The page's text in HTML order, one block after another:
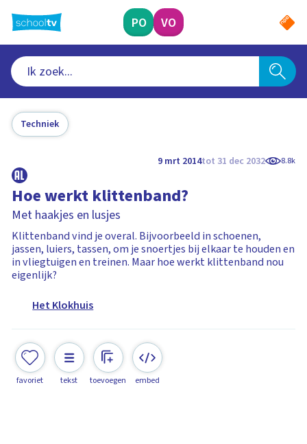
naar
hoofdinhoud
PO VO
Techniek
9 mrt 2014tot 31 dec 2032 8.8k
Hoe werkt klittenband?
Met haakjes en lusjes
Klittenband vind je overal. Bijvoorbeeld in schoenen,
jassen, luiers, tassen, om je snoertjes bij elkaar te houden en
in vliegtuigen en treinen. Maar hoe werkt klittenband nou
eigenlijk?
Het Klokhuis
favoriet tekst toevoegen embed